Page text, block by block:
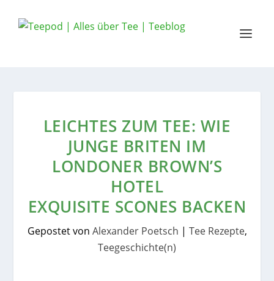
LEICHTES ZUM TEE: WIE
JUNGE BRITEN IM
LONDONER BROWN’S
HOTEL
EXQUISITE SCONES BACKEN
Gepostet von Alexander Poetsch | Tee Rezepte,
Teegeschichte(n)